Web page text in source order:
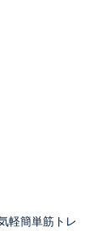
軽簡単筋トレ